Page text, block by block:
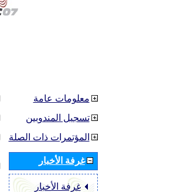
معلومات عامة
تسجيل المندوبين
المؤتمرات ذات الصلة
غرفة الأخبار
غرفة الأخبار